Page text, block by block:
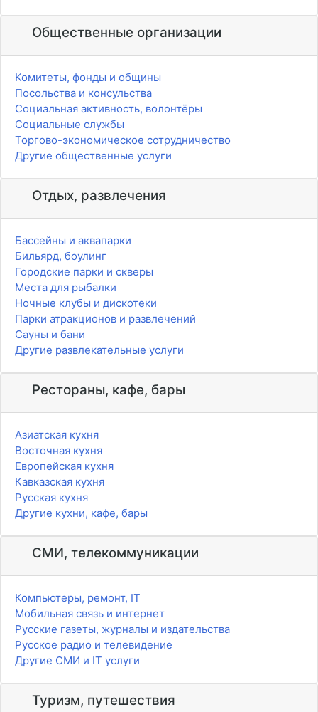
Общественные организации
Комитеты, фонды и общины
Посольства и консульства
Социальная активность, волонтёры
Социальные службы
Торгово-экономическое сотрудничество
Другие общественные услуги
Отдых, развлечения
Бассейны и аквапарки
Бильярд, боулинг
Городские парки и скверы
Места для рыбалки
Ночные клубы и дискотеки
Парки атракционов и развлечений
Сауны и бани
Другие развлекательные услуги
Рестораны, кафе, бары
Азиатская кухня
Восточная кухня
Европейская кухня
Кавказская кухня
Русская кухня
Другие кухни, кафе, бары
СМИ, телекоммуникации
Компьютеры, ремонт, IT
Мобильная связь и интернет
Русские газеты, журналы и издательства
Русское радио и телевидение
Другие СМИ и IT услуги
Туризм, путешествия